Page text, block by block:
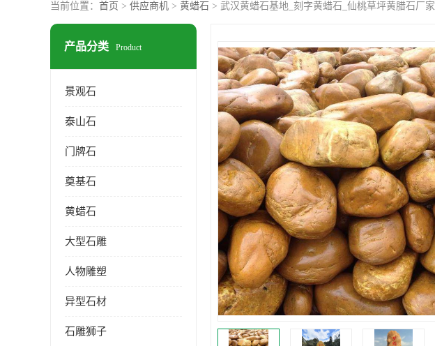
当前位置： 首页 > 供应商机 > 黄蜡石 > 武汉黄蜡石基地_刻字黄蜡石_仙桃草坪黄腊石厂家
产品分类 Product
景观石
泰山石
门牌石
奠基石
黄蜡石
大型石雕
人物雕塑
异型石材
石雕狮子